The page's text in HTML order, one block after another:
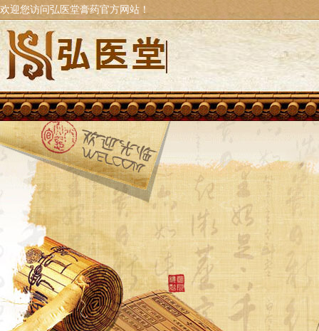
欢迎您访问弘医堂膏药官方网站！